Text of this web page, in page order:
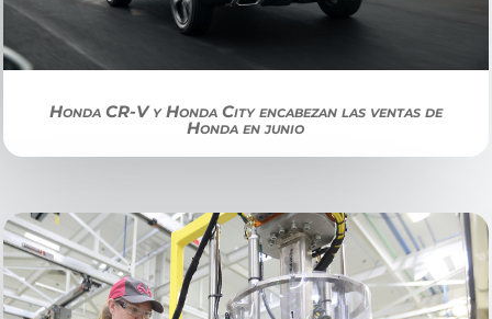
Honda CR-V y Honda City encabezan las ventas de
Honda en junio